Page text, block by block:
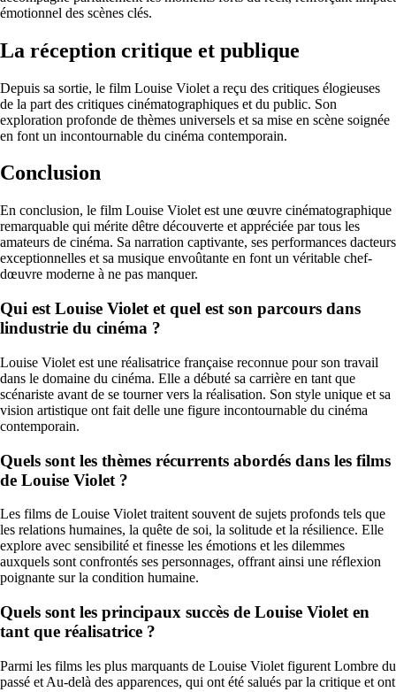
émotionnel des scènes clés.
La réception critique et publique
Depuis sa sortie, le film Louise Violet a reçu des critiques élogieuses
de la part des critiques cinématographiques et du public. Son
exploration profonde de thèmes universels et sa mise en scène soignée
en font un incontournable du cinéma contemporain.
Conclusion
En conclusion, le film Louise Violet est une œuvre cinématographique
remarquable qui mérite dêtre découverte et appréciée par tous les
amateurs de cinéma. Sa narration captivante, ses performances dacteurs
exceptionnelles et sa musique envoûtante en font un véritable chef-
dœuvre moderne à ne pas manquer.
Qui est Louise Violet et quel est son parcours dans
lindustrie du cinéma ?
Louise Violet est une réalisatrice française reconnue pour son travail
dans le domaine du cinéma. Elle a débuté sa carrière en tant que
scénariste avant de se tourner vers la réalisation. Son style unique et sa
vision artistique ont fait delle une figure incontournable du cinéma
contemporain.
Quels sont les thèmes récurrents abordés dans les films
de Louise Violet ?
Les films de Louise Violet traitent souvent de sujets profonds tels que
les relations humaines, la quête de soi, la solitude et la résilience. Elle
explore avec sensibilité et finesse les émotions et les dilemmes
auxquels sont confrontés ses personnages, offrant ainsi une réflexion
poignante sur la condition humaine.
Quels sont les principaux succès de Louise Violet en
tant que réalisatrice ?
Parmi les films les plus marquants de Louise Violet figurent Lombre du
passé et Au-delà des apparences, qui ont été salués par la critique et ont